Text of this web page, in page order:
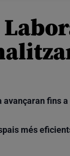
avançaran fins a
més